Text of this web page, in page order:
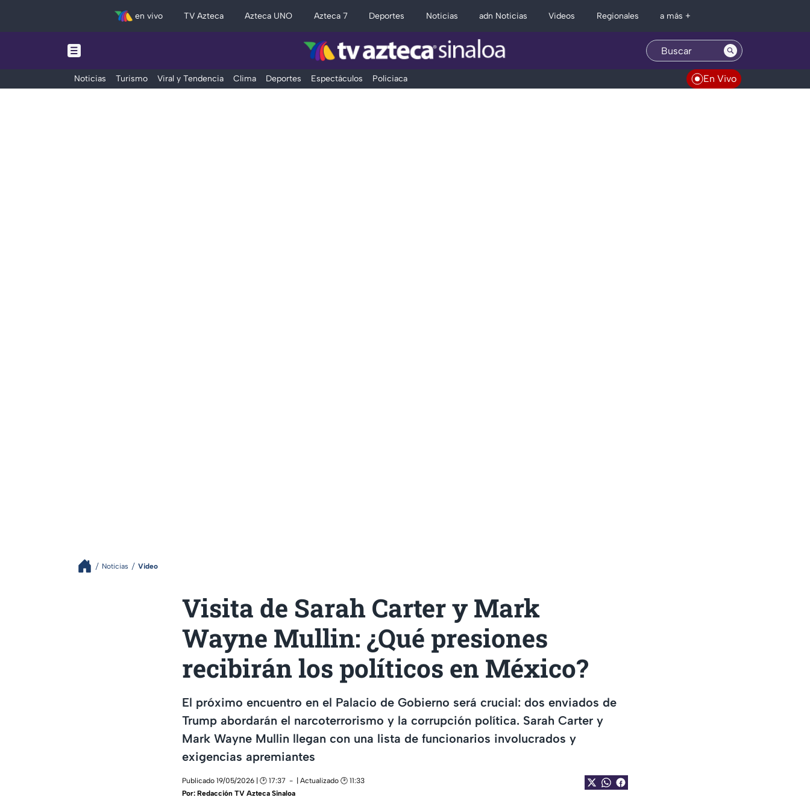
en vivo TV Azteca Azteca UNO Azteca 7 Deportes Noticias adn Noticias Videos Regionales a más +
Noticias Turismo Viral y Tendencia Clima Deportes Espectáculos Policiaca En Vivo
Noticias Video
Visita de Sarah Carter y Mark
Wayne Mullin: ¿Qué presiones
recibirán los políticos en México?
El próximo encuentro en el Palacio de Gobierno será crucial: dos enviados de
Trump abordarán el narcoterrorismo y la corrupción política. Sarah Carter y
Mark Wayne Mullin llegan con una lista de funcionarios involucrados y
exigencias apremiantes
Publicado 19/05/2026 | 🕑 17:37
| Actualizado 🕑 11:33
Por: Redacción TV Azteca Sinaloa